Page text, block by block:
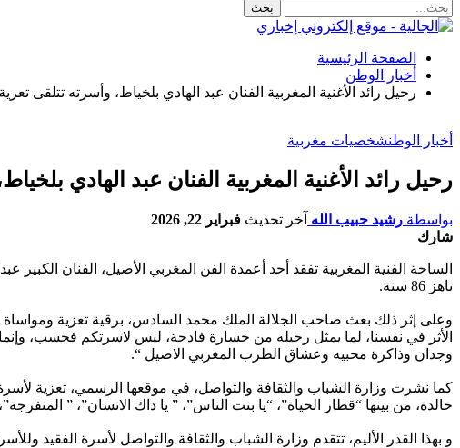
الصفحة الرئيسية
أخبار الوطن
رحيل رائد الأغنية المغربية الفنان عبد الهادي بلخياط، وأسرته تتلقى
أخبار الوطنشخصيات مغربية
رحيل رائد الأغنية المغربية الفنان عبد الهادي
بواسطة رشيد حبيب الله آخر تحديث فبراير 22, 2026
شارك
ناهز 86 سنة.
وعلى إثر ذلك بعث صاحب الجلالة الملك محمد السادس، برقية تعزية ومواساة
الأثر في نفسنا، لما يمثل رحيله من خسارة فادحة، ليس لاسرتكم فحسب،
وجدان وذاكرة محبيه وعشاق الطرب المغربي الاصيل “.
كما نشرت وزارة الشباب والثقافة والتواصل، في موقعها الرسمي، تعزية
خالدة، من بينها “قطار الحياة”، “يا بنت الناس”، ” يا داك الانسان”، ”
و بهذا القدر الأليم، تتقدم وزارة الشباب والثقافة والتواصل لأسرة الفقيد